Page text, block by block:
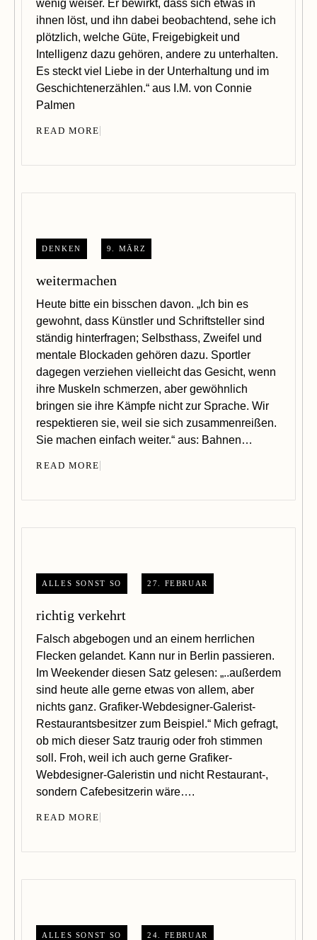
wenig weiser. Er bewirkt, dass sich etwas in
ihnen löst, und ihn dabei beobachtend, sehe ich
plötzlich, welche Güte, Freigebigkeit und
Intelligenz dazu gehören, andere zu unterhalten.
Es steckt viel Liebe in der Unterhaltung und im
Geschichtenerzählen.“ aus I.M. von Connie
Palmen
READ MORE
9. MÄRZ
DENKEN
weitermachen
Heute bitte ein bisschen davon. „Ich bin es
gewohnt, dass Künstler und Schriftsteller sind
ständig hinterfragen; Selbsthass, Zweifel und
mentale Blockaden gehören dazu. Sportler
dagegen verziehen vielleicht das Gesicht, wenn
ihre Muskeln schmerzen, aber gewöhnlich
bringen sie ihre Kämpfe nicht zur Sprache. Wir
respektieren sie, weil sie sich zusammenreißen.
Sie machen einfach weiter.“ aus: Bahnen…
READ MORE
27. FEBRUAR
ALLES SONST SO
richtig verkehrt
Falsch abgebogen und an einem herrlichen
Flecken gelandet. Kann nur in Berlin passieren.
Im Weekender diesen Satz gelesen: „..außerdem
sind heute alle gerne etwas von allem, aber
nichts ganz. Grafiker-Webdesigner-Galerist-
Restaurantsbesitzer zum Beispiel.“ Mich gefragt,
ob mich dieser Satz traurig oder froh stimmen
soll. Froh, weil ich auch gerne Grafiker-
Webdesigner-Galeristin und nicht Restaurant-,
sondern Cafebesitzerin wäre….
READ MORE
24. FEBRUAR
ALLES SONST SO